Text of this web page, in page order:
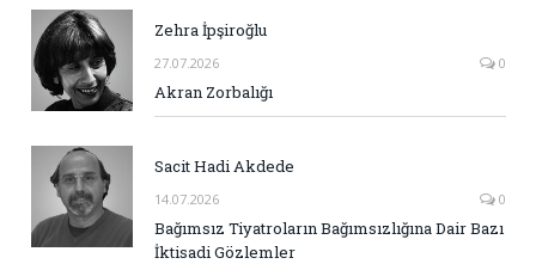
Zehra İpşiroğlu
27.07.2026 0
Akran Zorbalığı
Sacit Hadi Akdede
14.07.2026 0
Bağımsız Tiyatroların Bağımsızlığına Dair Bazı
İktisadi Gözlemler